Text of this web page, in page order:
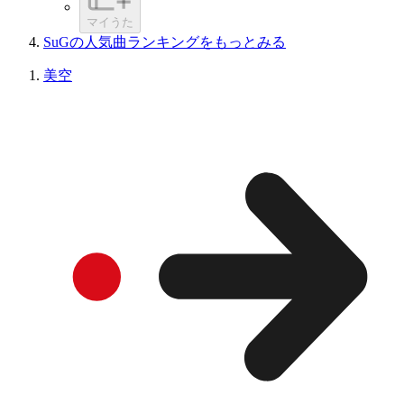
マイうた
SuGの人気曲ランキングをもっとみる
美空